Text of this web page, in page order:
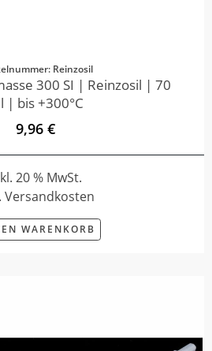
Reinzosil
300 SI | Reinzosil | 70
| bis +300°C
9,96 €
20 % MwSt.
Versandkosten
WARENKORB